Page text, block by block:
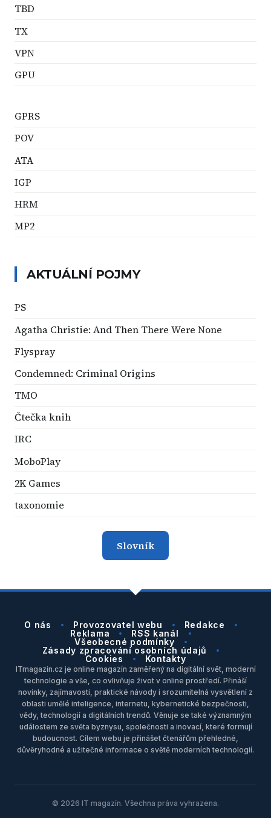
TBD
TX
VPN
GPU
GPRS
POV
ATA
IGP
HRM
MP2
AKTUÁLNÍ POJMY
PS
Agatha Christie: And Then There Were None
Flyspray
Condemned: Criminal Origins
TMO
Čtečka knih
IRC
MoboPlay
2K Games
taxonomie
Slovník
O nás Provozovatel webu
Redakce
Reklama
RSS kanál
Všeobecné podmínky
Zásady zpracování osobních údajů
Cookies
Kontakty
ITmagazin.cz je online magazín zaměřený na digitální svět, moderní
technologie a vše, co ovlivňuje život v online prostředí. Přináší
novinky, zajímavosti, praktické návody i srozumitelná vysvětlení z
oblasti umělé inteligence, internetu, kybernetické bezpečnosti,
vědy, technologií a digitálních trendů. Věnuje se také významným
událostem ze světa byznysu, společnosti a inovací, které formují
budoucnost. Cílem webu je přinášet čtenářům přehledné,
důvěryhodné a užitečné informace o světě moderních technologií.
© 2026 IT magazín. Všechna práva vyhrazena.